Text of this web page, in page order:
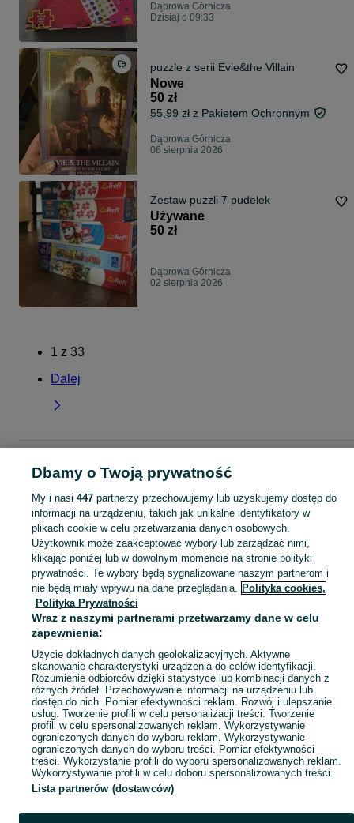
Dąbrowa Górnicza
Dzisiaj o 09:33
puzzle z serii Evie&the Villain
Nowe
50 zł
55,99 zł z Pakietem Ochronnym
Dąbrowa Górnicza
06 sierpnia 2026
Zestaw puzzli 7 pudelek
Używane
50 zł
Dąbrowa Górnicza
02 sierpnia 2026
1 z 33
Dalej
Dąbrowa Górnicza
KATEGORIA
domek ogrodowy dla dzieci,basen z kulkami,zabawki ogrodowe,zabawki
Zobacz
Mapa kategorii
Mapa miejscowości
Mapa ministron
Popularne wyszukiwania
Dbamy o Twoją prywatność
My i nasi 447partnerzy przechowujemy lub uzyskujemy dostęp do
informacji na urządzeniu, takich jak unikalne identyfikatory w
plikach cookie w celu przetwarzania danych osobowych.
Użytkownik może zaakceptować wybory lub zarządzać nimi,
klikając poniżej lub w dowolnym momencie na stronie polityki
prywatności. Te wybory będą sygnalizowane naszym partnerom i
nie będą miały wpływu na dane przeglądania. Polityka cookies,
Polityka Prywatności
Wraz z naszymi partnerami przetwarzamy dane w celu
zapewnienia:
Użycie dokładnych danych geolokalizacyjnych. Aktywne
skanowanie charakterystyki urządzenia do celów identyfikacji.
Rozumienie odbiorców dzięki statystyce lub kombinacji danych z
różnych źródeł. Przechowywanie informacji na urządzeniu lub
dostęp do nich. Pomiar efektywności reklam. Rozwój i ulepszanie
usług. Tworzenie profili w celu personalizacji treści. Tworzenie
profili w celu spersonalizowanych reklam. Wykorzystywanie
ograniczonych danych do wyboru reklam. Wykorzystywanie
ograniczonych danych do wyboru treści. Pomiar efektywności
treści. Wykorzystanie profili do wyboru spersonalizowanych reklam.
Wykorzystywanie profili w celu doboru spersonalizowanych treści.
Lista partnerów (dostawców)